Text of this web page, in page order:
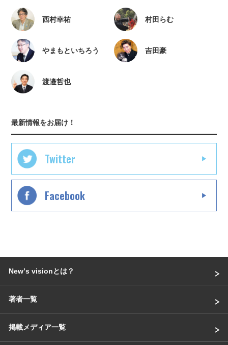
西村幸祐 村田らむ
やまもといちろう 吉田豪
渡邉哲也
最新情報をお届け！
Twitter
Facebook
Newʼs visionとは？
著者一覧
掲載メディア一覧